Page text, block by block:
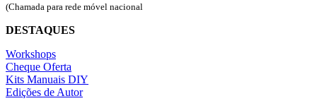
(Chamada para rede móvel nacional
DESTAQUES
Workshops
Cheque Oferta
Kits Manuais DIY
Edições de Autor